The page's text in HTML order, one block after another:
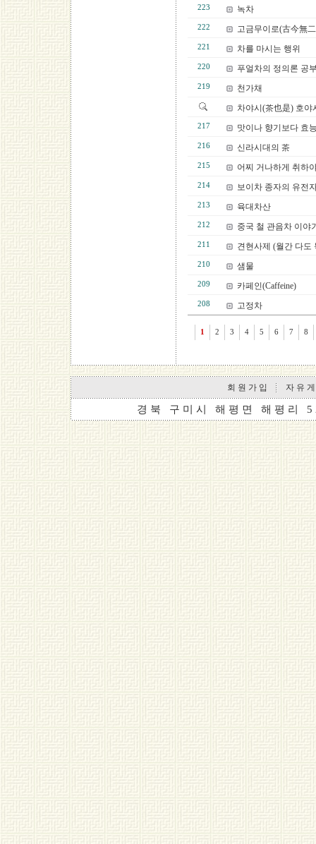
223 녹차
222 고금무이로(古今無
221 차를 마시는 행위
220 푸얼차의 정의론 공
219
천가채
차야시(茶也是) 호야
217 맛이나 향기보다 효
216 신라시대의 茶
215 어찌 거나하게 취하
214 보이차 종자의 유전
213 육대차산
212 중국 철 관음차 이야
211 견현사제 (월간 다도
210 샘물
209 카페인(Caffeine)
208 고정차
1 2 3 4 5 6 7 8
회 원 가 입 자 유
경 북 구 미 시 해 평 면 해 평